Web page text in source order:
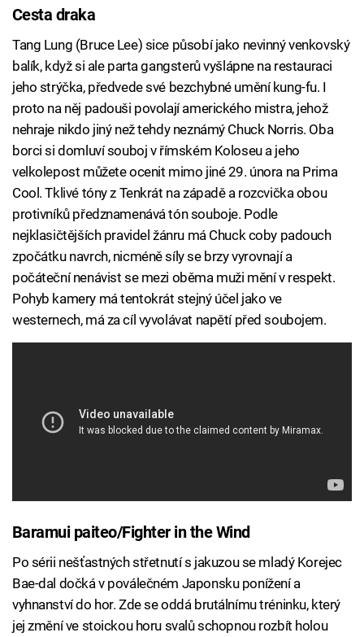
Cesta draka
Tang Lung (Bruce Lee) sice působí jako nevinný venkovský
balík, když si ale parta gangsterů vyšlápne na restauraci
jeho strýčka, předvede své bezchybné umění kung-fu. I
proto na něj padouši povolají amerického mistra, jehož
nehraje nikdo jiný než tehdy neznámý Chuck Norris. Oba
borci si domluví souboj v římském Koloseu a jeho
velkolepost můžete ocenit mimo jiné 29. února na Prima
Cool. Tklivé tóny z Tenkrát na západě a rozcvička obou
protivníků předznamenává tón souboje. Podle
nejklasičtějších pravidel žánru má Chuck coby padouch
zpočátku navrch, nicméně síly se brzy vyrovnají a
počáteční nenávist se mezi oběma muži mění v respekt.
Pohyb kamery má tentokrát stejný účel jako ve
westernech, má za cíl vyvolávat napětí před soubojem.
Baramui paiteo/Fighter in the Wind
Po sérii nešťastných střetnutí s jakuzou se mladý Korejec
Bae-dal dočká v poválečném Japonsku ponížení a
vyhnanství do hor. Zde se oddá brutálnímu tréninku, který
jej změní ve stoickou horu svalů schopnou rozbít holou